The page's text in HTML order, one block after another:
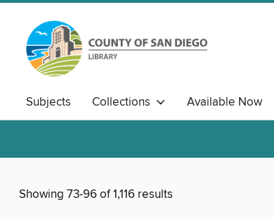
Subjects Collections Available Now
Showing 73-96 of 1,116 results